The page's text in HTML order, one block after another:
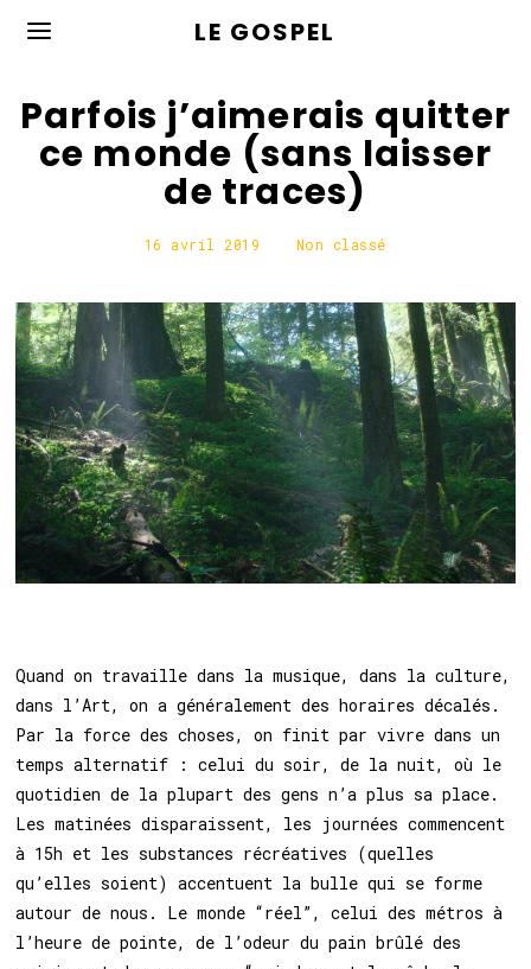
LE GOSPEL
Parfois j’aimerais quitter
ce monde (sans laisser
de traces)
16 avril 2019
i
2
0
2
0
Non classé
Quand on travaille dans la musique, dans la culture,
dans l’Art, on a généralement des horaires décalés.
Par la force des choses, on finit par vivre dans un
temps alternatif : celui du soir, de la nuit, où le
quotidien de la plupart des gens n’a plus sa place.
Les matinées disparaissent, les journées commencent
à 15h et les substances récréatives (quelles
qu’elles soient) accentuent la bulle qui se forme
autour de nous. Le monde “réel”, celui des métros à
l’heure de pointe, de l’odeur du pain brûlé des